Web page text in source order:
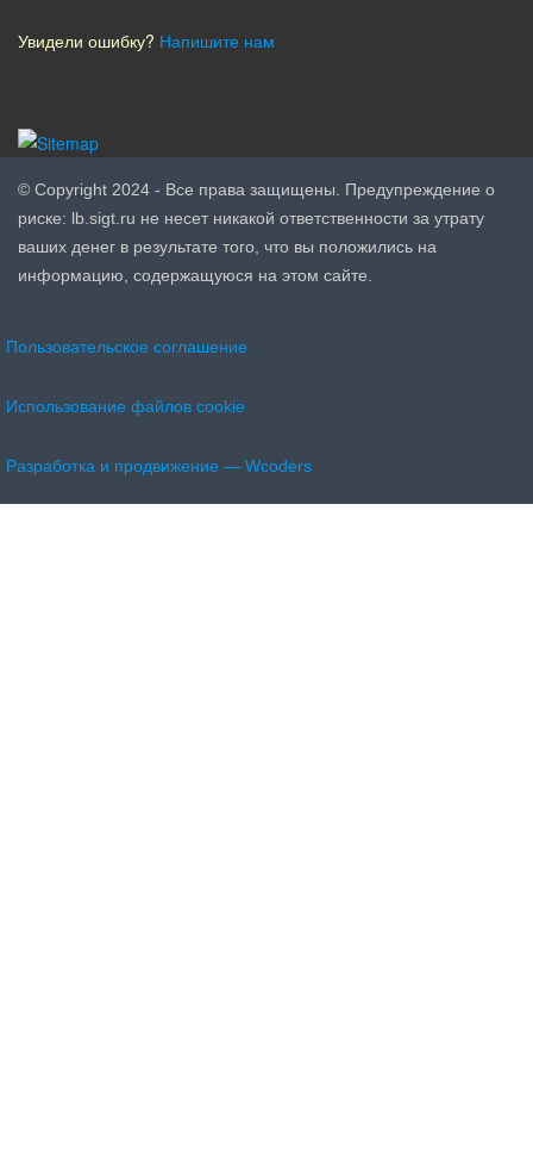
Увидели ошибку? Напишите нам
© Copyright 2024 - Все права защищены. Предупреждение о
риске: lb.sigt.ru не несет никакой ответственности за утрату
ваших денег в результате того, что вы положились на
информацию, содержащуюся на этом сайте.
Пользовательское соглашение
Использование файлов cookie
Разработка и продвижение — Wcoders